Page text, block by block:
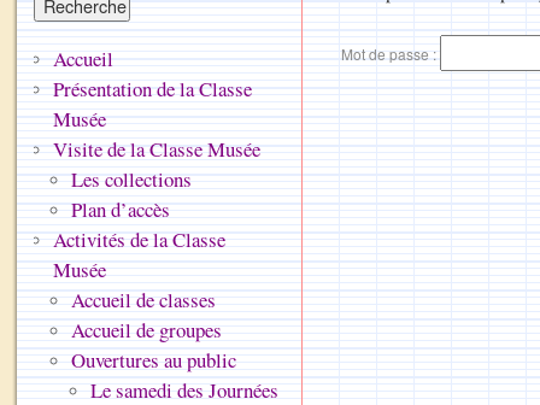
Mot de passe :
Accueil
Présentation de la Classe
Musée
Visite de la Classe Musée
Les collections
Plan d’accès
Activités de la Classe
Musée
Accueil de classes
Accueil de groupes
Ouvertures au public
Le samedi des Journées